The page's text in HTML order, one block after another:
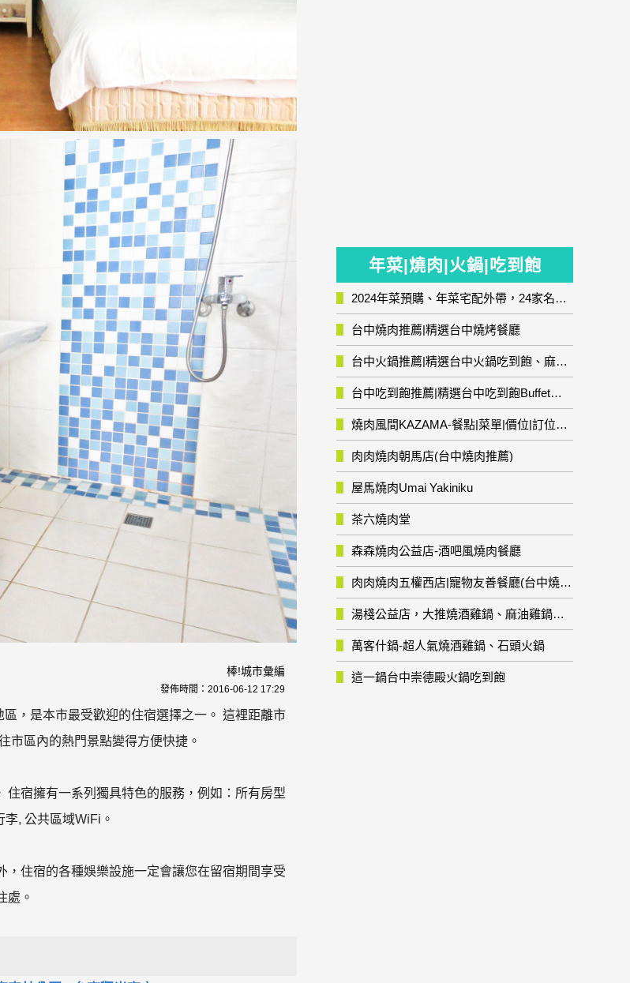
棒!城市彙編
發佈時間： 2016-06-12 17:29
，是本市最受歡迎的住宿選擇之一。 這裡距離市
市區內的熱門景點變得方便快捷。
宿擁有一系列獨具特色的服務，例如：所有房型
, 公共區域WiFi。
住宿的各種娛樂設施一定會讓您在留宿期間享受
處。
年菜|燒肉|火鍋|吃到飽
2024年菜預購、年菜宅配外帶，24家名店年菜推薦整理，圍爐輕鬆上菜團圓趣
台中燒肉推薦|精選台中燒烤餐廳
台中火鍋推薦|精選台中火鍋吃到飽、麻辣鍋、鴛鴦鍋、石頭火鍋、酸菜白肉鍋、海鮮鍋、燒酒雞、麻油雞、壽喜燒等熱門人氣火鍋店!
台中吃到飽推薦|精選台中吃到飽Buffet自助餐廳
燒肉風間KAZAMA-餐點|菜單|價位|訂位資訊
肉肉燒肉朝馬店(台中燒肉推薦)
屋馬燒肉Umai Yakiniku
茶六燒肉堂
森森燒肉公益店-酒吧風燒肉餐廳
肉肉燒肉五權西店|寵物友善餐廳(台中燒肉推薦)
湯棧公益店，大推燒酒雞鍋、麻油雞鍋暖暖有夠補
萬客什鍋-超人氣燒酒雞鍋、石頭火鍋
這一鍋台中崇德殿火鍋吃到飽